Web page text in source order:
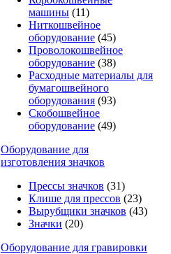
машины (11)
Ниткошвейное
оборудование (45)
Проволокошвейное
оборудование (38)
Расходные материалы для
бумагошвейного
оборудования (93)
Скобошвейное
оборудование (49)
Оборудование для
изготовления значков
Прессы значков (31)
Клише для прессов (23)
Вырубщики значков (43)
Значки (20)
Оборудование для гравировки